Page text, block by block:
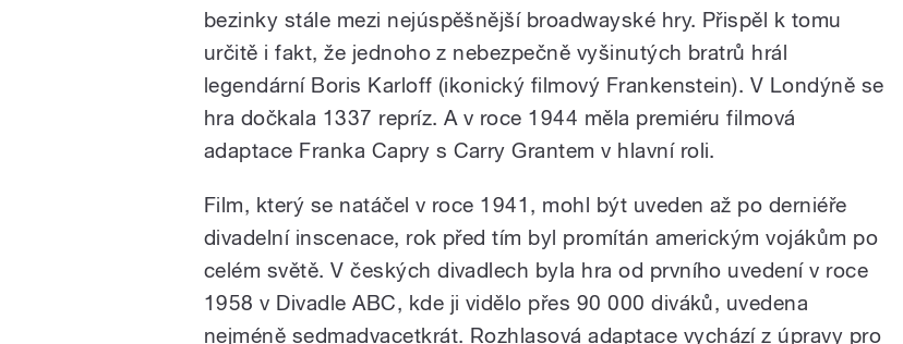
bezinky stále mezi nejúspěšnější broadwayské hry. Přispěl k tomu
určitě i fakt, že jednoho z nebezpečně vyšinutých bratrů hrál
legendární Boris Karloff (ikonický filmový Frankenstein). V Londýně se
hra dočkala 1337 repríz. A v roce 1944 měla premiéru filmová
adaptace Franka Capry s Carry Grantem v hlavní roli.
Film, který se natáčel v roce 1941, mohl být uveden až po derniéře
divadelní inscenace, rok před tím byl promítán americkým vojákům po
celém světě. V českých divadlech byla hra od prvního uvedení v roce
1958 v Divadle ABC, kde ji vidělo přes 90 000 diváků, uvedena
nejméně sedmadvacetkrát. Rozhlasová adaptace vychází z úpravy pro